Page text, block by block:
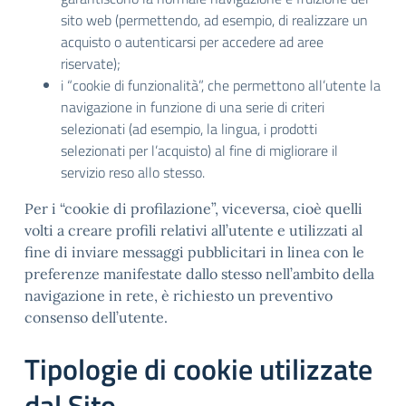
sito web (permettendo, ad esempio, di realizzare un
acquisto o autenticarsi per accedere ad aree
riservate);
i “cookie di funzionalità”, che permettono all’utente la
navigazione in funzione di una serie di criteri
selezionati (ad esempio, la lingua, i prodotti
selezionati per l’acquisto) al fine di migliorare il
servizio reso allo stesso.
Per i “cookie di profilazione”, viceversa, cioè quelli
volti a creare profili relativi all’utente e utilizzati al
fine di inviare messaggi pubblicitari in linea con le
preferenze manifestate dallo stesso nell’ambito della
navigazione in rete, è richiesto un preventivo
consenso dell’utente.
Tipologie di cookie utilizzate